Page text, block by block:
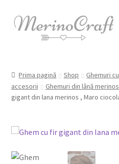
Sari
la
Sari
la
Despre
Calităţile lânii
Prima pagină Shop
Ghemuri
accesorii
Ghemuri din lână
gigant din lana merinos , Maro